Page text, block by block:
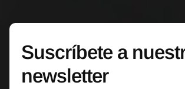
Suscríbete a
newsletter